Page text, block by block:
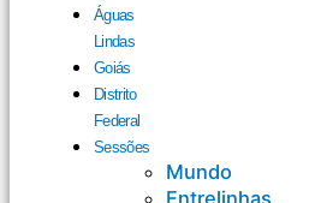
Águas
Lindas
Goiás
Distrito
Federal
Sessões
Mundo